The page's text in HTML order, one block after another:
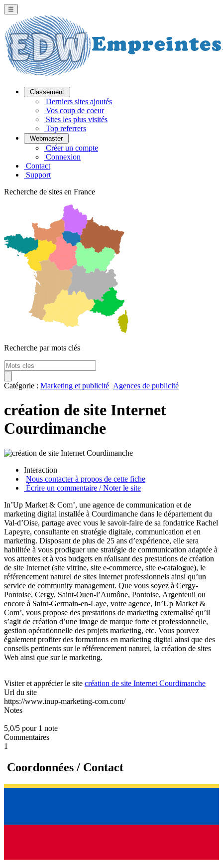
☰
Classement
Derniers sites ajoutés
Vos coup de coeur
Sites les plus visités
Top referrers
Webmaster
Créer un compte
Connexion
Contact
Support
Recherche de sites en France
Recherche par mots clés
Catégorie : Marketing et publicité Agences de publicité
création de site Internet
Courdimanche
Interaction
Nous contacter à propos de cette fiche
Écrire un commentaire / Noter le site
In’Up Market & Com’, une agence de communication et de
marketing digital installée à Courdimanche dans le département du
Val-d’Oise, partage avec vous le savoir-faire de sa fondatrice Rachel
Lapeyre, consultante en stratégie digitale, communication et en
marketing. Disposant de plus de 25 ans d’expérience, elle sera
habilitée à vous prodiguer une stratégie de communication adaptée à
vos attentes et à vos budgets en réalisant des prestations de création
de site Internet (site vitrine, site e-commerce, site e-catalogue), le
référencement naturel de sites Internet professionnels ainsi qu’un
service de community management. Que vous soyez à Cergy-
Pontoise, Cergy, Saint-Ouen-l’Aumône, Pontoise, Argenteuil ou
encore à Saint-Germain-en-Laye, votre agence, In’Up Market &
Com’, vous propose des prestations de marketing externalisé qu’il
s’agit de création d’une image de marque forte et professionnelle,
gestion opérationnelle des projets marketing, etc. Vous pouvez
également profiter des formations en marketing digital ainsi que des
conseils pertinents sur le référencement naturel, la création de sites
Web ainsi que sur le marketing.
Visiter et apprécier le site création de site Internet Courdimanche
Url du site
https://www.inup-marketing-com.com/
Notes
5,0/5 pour 1 note
Commentaires
1
Coordonnées / Contact